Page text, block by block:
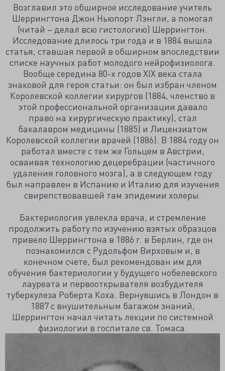
Возглавил это обширное исследование учитель
Шеррингтона Джон Ньюпорт Лэнгли, а помогал
(читай – делал всю гистологию) Шеррингтон.
Исследование длилось три года и в 1884 вышла
статья, ставшая первой в обширном впоследствии
списке научных работ молодого нейрофизиолога.
Вообще середина 80-х годов XIX века стала
знаковой для героя статьи: он был избран членом
Королевской коллегии хирургов (1884, членство в
этой профессиональной организации давало
право на хирургическую практику), стал
бакалавром медицины (1885) и Лицензиатом
Королевской коллегии врачей (1886). В 1884 году он
работал вместе с тем же Гольцем в Австрии,
осваивая технологию децеребрации (частичного
удаления головного мозга), а в следующем году
был направлен в Испанию и Италию для изучения
свирепствовавшей там эпидемии холеры.
Бактериология увлекла врача, и стремление
продолжить работу по изучению взятых образцов
привело Шеррингтона в 1886 г. в Берлин, где он
познакомился с Рудольфом Вирховым и, в
конечном счете, был рекомендован им для
обучения бактериологии у будущего нобелевского
лауреата и первооткрывателя возбудителя
туберкулеза Роберта Коха. Вернувшись в Лондон в
1887 с внушительным багажом знаний,
Шеррингтон начал читать лекции по системной
физиологии в госпитале св. Томаса.